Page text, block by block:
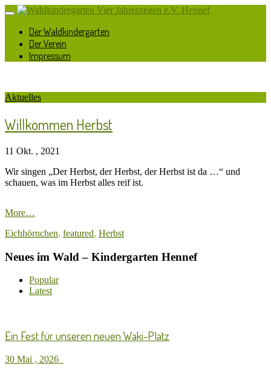
Der Waldkindergarten
Der Verein
Impressum
Aktuelles
Willkommen Herbst
11 Okt. , 2021
Wir singen „Der Herbst, der Herbst, der Herbst ist da …“ und
schauen, was im Herbst alles reif ist.
More…
Eichhörnchen, featured, Herbst
Neues im Wald – Kindergarten Hennef
Popular
Latest
Ein Fest für unseren neuen Waki-Platz
30 Mai , 2026